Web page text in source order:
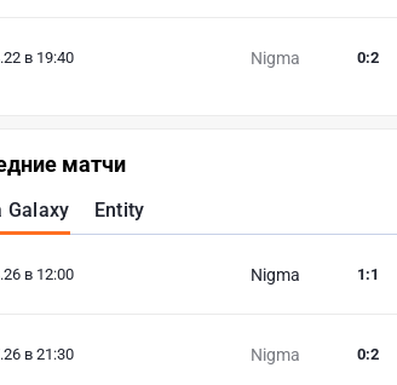
в 19:40 Nigma 0:2
матчи
Galaxy Entity
в 12:00 Nigma 1 :1
в 21:30 Nigma 0:2